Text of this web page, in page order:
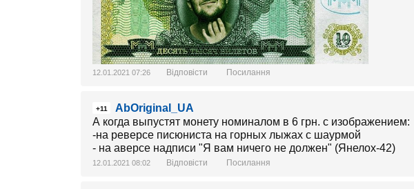
12.01.2021 07:26 Відповісти Посилання
+11
AbOriginal_UA
А когда выпустят монету номиналом в 6 грн. с изображением:
-на реверсе писюниста на горных лыжах с шаурмой
- на аверсе надписи "Я вам ничего не должен" (Янелох-42)
12.01.2021 08:02 Відповісти Посилання